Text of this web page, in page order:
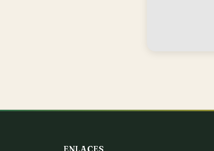
ENLACES